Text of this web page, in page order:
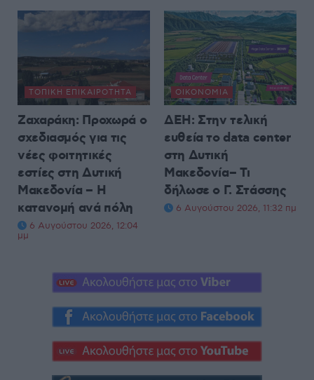
ΤΟΠΙΚΉ ΕΠΙΚΑΙΡΌΤΗΤΑ
Ζαχαράκη: Προχωρά ο
σχεδιασμός για τις
νέες φοιτητικές
εστίες στη Δυτική
Μακεδονία – Η
κατανομή ανά πόλη
6 Αυγούστου 2026, 12:04
μμ
ΟΙΚΟΝΟΜΊΑ
ΔΕΗ: Στην τελική
ευθεία το data center
στη Δυτική
Μακεδονία– Τι
δήλωσε ο Γ. Στάσσης
6 Αυγούστου 2026, 11:32 πμ